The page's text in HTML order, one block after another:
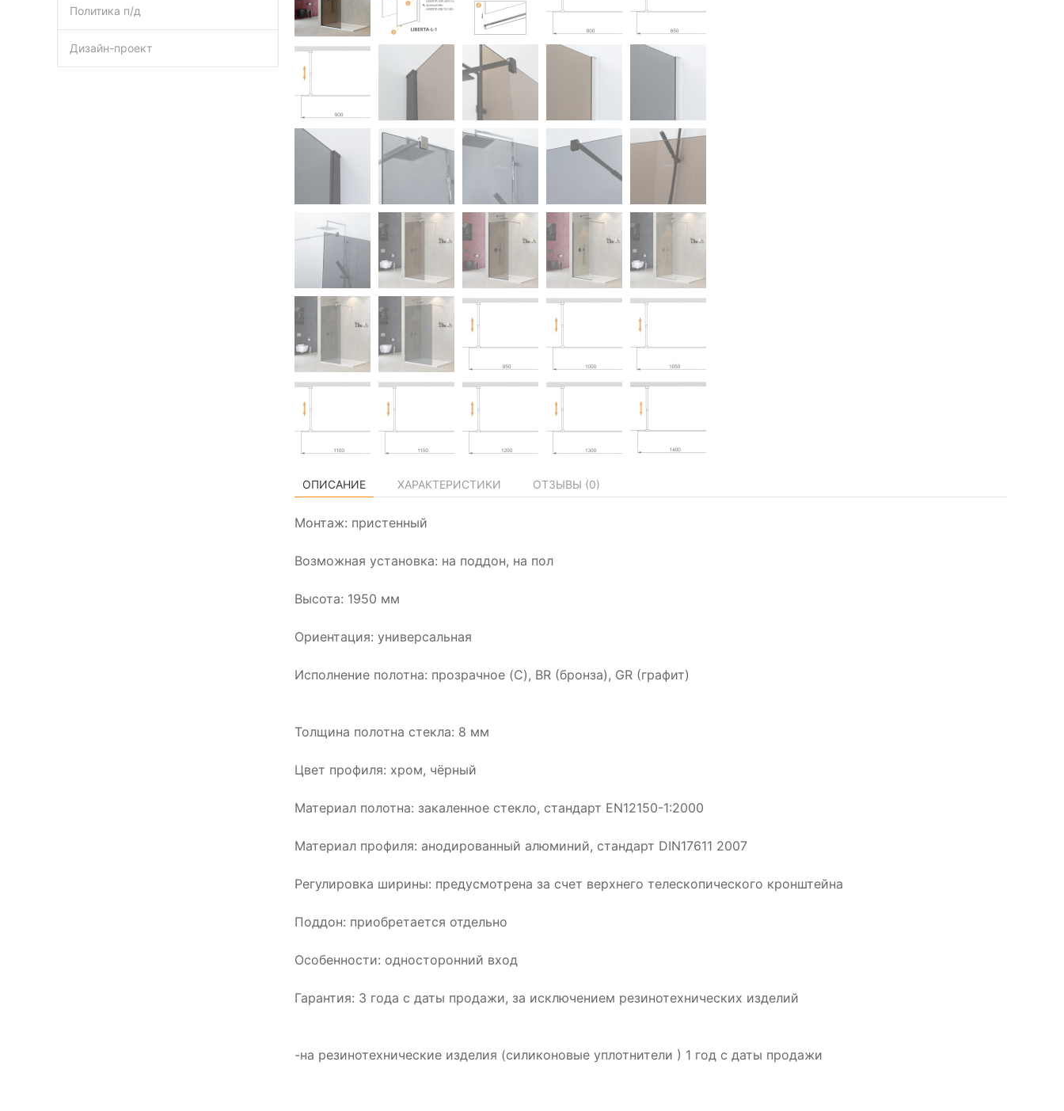
ОПИСАНИЕ ХАРАКТЕРИСТИКИ ОТЗЫВЫ (0)
Монтаж: пристенный
Возможная установка: на поддон, на пол
Высота: 1950 мм
Ориентация: универсальная
Исполнение полотна: прозрачное (C), BR (бронза), GR (графит)
Толщина полотна стекла: 8 мм
Цвет профиля: хром, чёрный
Материал полотна: закаленное стекло, стандарт EN12150-1:2000
Материал профиля: анодированный алюминий, стандарт DIN17611 2007
Регулировка ширины: предусмотрена за счет верхнего телескопического кронштейна
Поддон: приобретается отдельно
Особенности: односторонний вход
Гарантия: 3 года с даты продажи, за исключением резинотехнических изделий
-на резинотехнические изделия (силиконовые уплотнители ) 1 год с даты продажи
Политика п/д
Дизайн-проект